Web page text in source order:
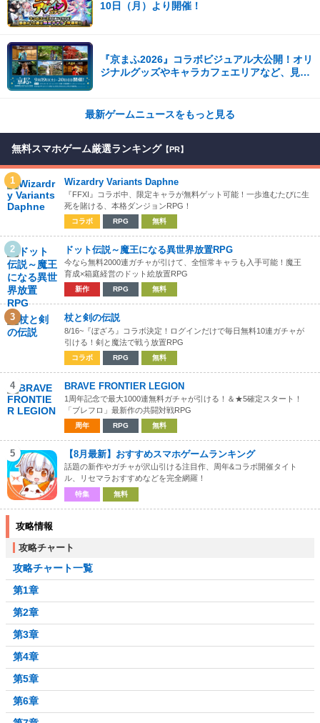
10日（月）より開催！
『京まふ2026』コラボビジュアル大公開！オリ
ジナルグッズやキャラカフェエリアなど、見ど
最新ゲームニュースをもっと見る
無料スマホゲーム厳選ランキング 【PR】
1 Wizardry Variants Daphne
『FFXI』コラボ中、限定キャラが無料ゲット可能！一歩進むたびに生
死を賭ける、本格ダンジョンRPG！
コラボ RPG 無料
2 ドット伝説～魔王になる異世界放置RPG
今なら無料2000連ガチャが引けて、全恒常キャラも入手可能！魔王
育成×箱庭経営のドット絵放置RPG
新作 RPG 無料
3 杖と剣の伝説
8/16~『ぼざろ』コラボ決定！ログインだけで毎日無料10連ガチャが
引ける！剣と魔法で戦う放置RPG
コラボ RPG 無料
4 BRAVE FRONTIER LEGION
1周年記念で最大1000連無料ガチャが引ける！＆★5確定スタート！
「ブレフロ」最新作の共闘対戦RPG
周年 RPG 無料
5 【8月最新】おすすめスマホゲームランキング
話題の新作やガチャが沢山引ける注目作、周年&コラボ開催タイト
ル、リセマラおすすめなどを完全網羅！
特集 無料
攻略情報
攻略チャート
攻略チャート一覧
第1章
第2章
第3章
第4章
第5章
第6章